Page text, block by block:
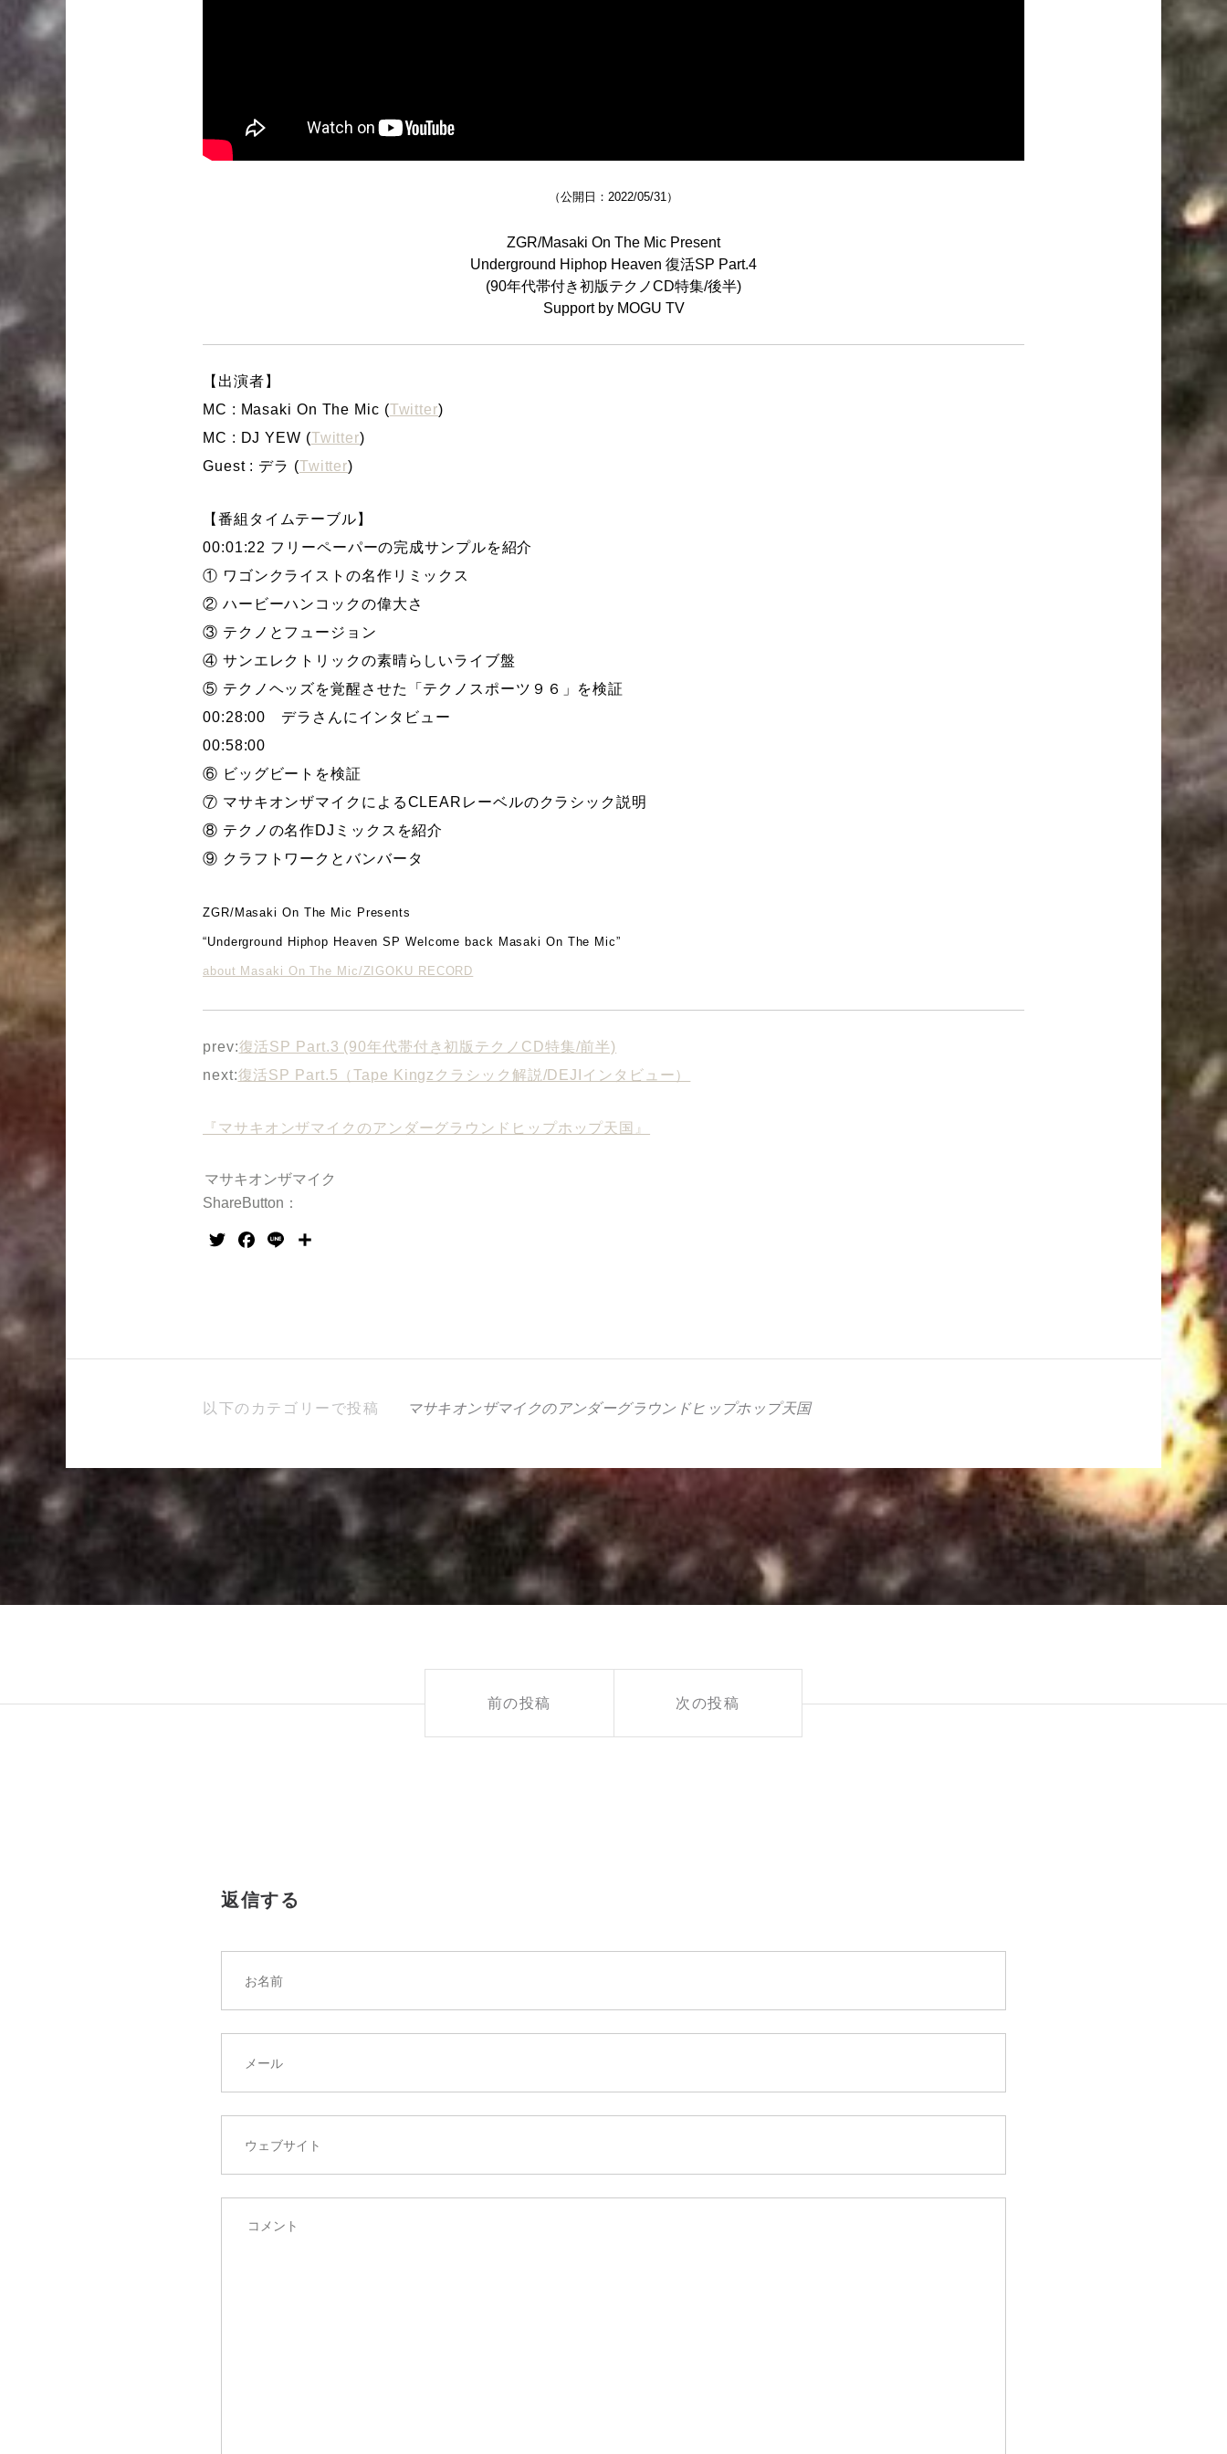
（公開日：2022/05/31）
ZGR/Masaki On The Mic Present
Underground Hiphop Heaven 復活SP Part.4
(90年代帯付き初版テクノCD特集/後半)
Support by MOGU TV
【出演者】
MC : Masaki On The Mic (Twitter)
MC : DJ YEW (Twitter)
Guest : デラ (Twitter)
【番組タイムテーブル】
00:01:22 フリーペーパーの完成サンプルを紹介
① ワゴンクライストの名作リミックス
② ハービーハンコックの偉大さ
③ テクノとフュージョン
④ サンエレクトリックの素晴らしいライブ盤
⑤ テクノヘッズを覚醒させた「テクノスポーツ９６」を検証
00:28:00 デラさんにインタビュー
00:58:00
⑥ ビッグビートを検証
⑦ マサキオンザマイクによるCLEARレーベルのクラシック説明
⑧ テクノの名作DJミックスを紹介
⑨ クラフトワークとバンバータ
ZGR/Masaki On The Mic Presents
“Underground Hiphop Heaven SP Welcome back Masaki On The Mic”
about Masaki On The Mic/ZIGOKU RECORD
prev:復活SP Part.3 (90年代帯付き初版テクノCD特集/前半)
next:復活SP Part.5（Tape Kingzクラシック解説/DEJIインタビュー）
『マサキオンザマイクのアンダーグラウンドヒップホップ天国』
マサキオンザマイク
ShareButton：
TwitterFacebook
Line
以下のカテゴリーで投稿 マサキオンザマイクのアンダーグラウンドヒップホップ天国
稿
前の投稿 次の投稿
返信する